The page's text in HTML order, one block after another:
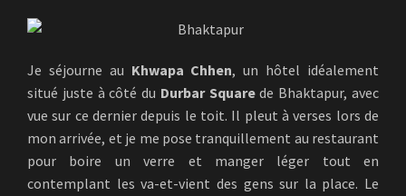
Je séjourne au Khwapa Chhen, un hôtel idéalement
situé juste à côté du Durbar Squarede Bhaktapur, avec
vue sur ce dernier depuis le toit. Il pleut à verses lors de
mon arrivée, et je me pose tranquillement au restaurant
pour boire un verre et manger léger tout en
contemplant les va-et-vient des gens sur la place. Le